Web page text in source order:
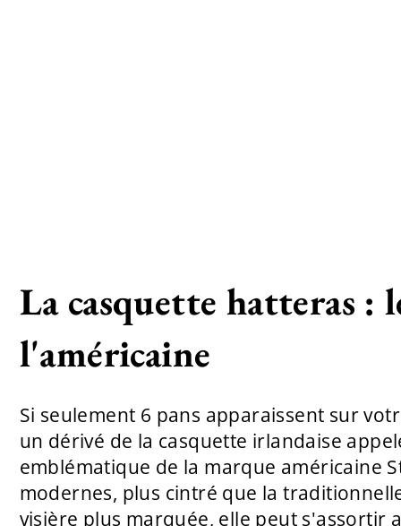
La casquette hatteras :
l'américaine
Si seulement 6 pans apparaissent sur
un dérivé de la casquette irlandaise
emblématique de la marque américaine
modernes, plus cintré que la
visière plus marquée, elle peut s'assortir